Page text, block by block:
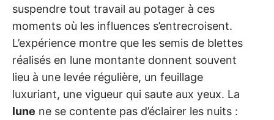
suspendre tout travail au potager à ces
moments où les influences s’entrecroisent.
L’expérience montre que les semis de blettes
réalisés en lune montante donnent souvent
lieu à une levée régulière, un feuillage
luxuriant, une vigueur qui saute aux yeux. La
lune ne se contente pas d’éclairer les nuits :